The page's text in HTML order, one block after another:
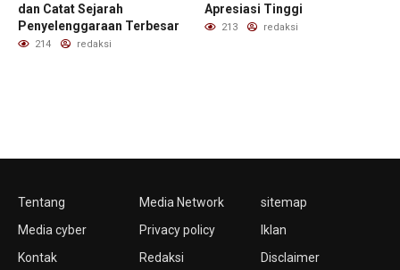
dan Catat Sejarah
Penyelenggaraan Terbesar
214 redaksi
Apresiasi Tinggi
213 redaksi
Tentang
Media cyber
Kontak
Media Network
Privacy policy
Redaksi
sitemap
Iklan
Disclaimer